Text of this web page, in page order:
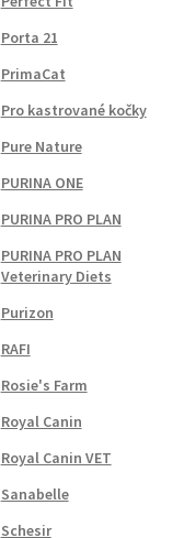
Porta 21
PrimaCat
Pro kastrované kočky
Pure Nature
PURINA ONE
PURINA PRO PLAN
PURINA PRO PLAN
Veterinary Diets
Purizon
RAFI
Rosie's Farm
Royal Canin
Royal Canin VET
Sanabelle
Schesir